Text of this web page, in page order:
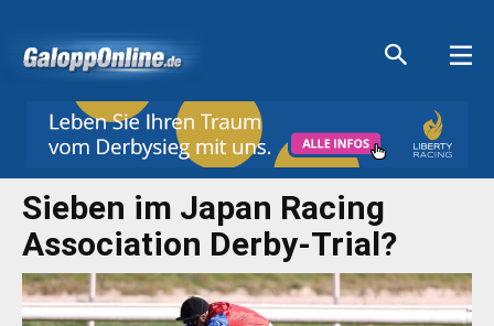
Sieben im Japan Racing
Association Derby-Trial?